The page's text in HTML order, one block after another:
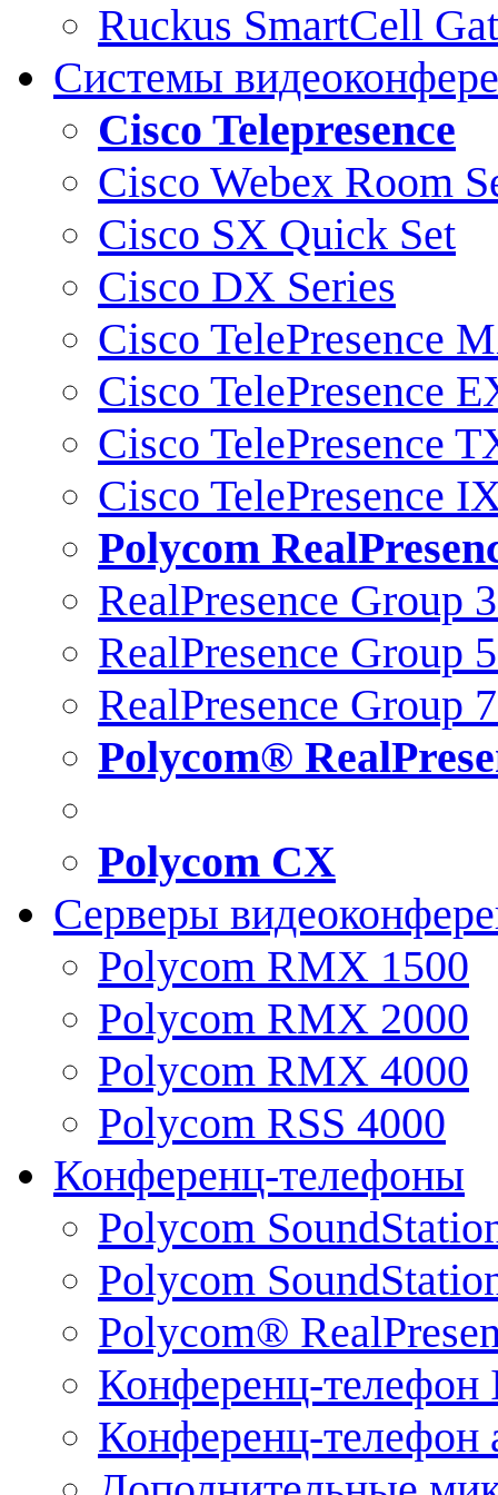
Ruckus SmartCell
Системы
Cisco Telepresence
Cisco Webex Room
Cisco SX Quick Set
Cisco DX Series
Cisco TelePresence
Cisco TelePresence
Cisco TelePresence
Cisco TelePresence
Polycom
RealPresence Group
RealPresence Group
RealPresence Group
Polycom®
Polycom CX
Серверы
Polycom RMX 1500
Polycom RMX 2000
Polycom RMX 4000
Polycom RSS 4000
Конференц-телефоны
Polycom
Polycom
Polycom®
Конференц-телефон
Конференц-телефон